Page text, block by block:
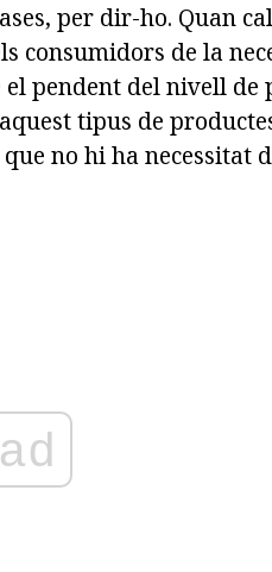
per dir-ho. Quan
consumidors de la
pendent del nivell de
tipus de
no hi ha necessitat
ad